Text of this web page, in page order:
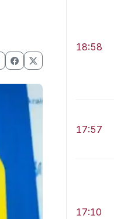
18:58
17:57
17:10